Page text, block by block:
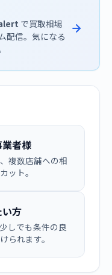
で買取相場
配信。気になる
者様
複数店舗への相
ット。
方
しでも条件の良
られます。